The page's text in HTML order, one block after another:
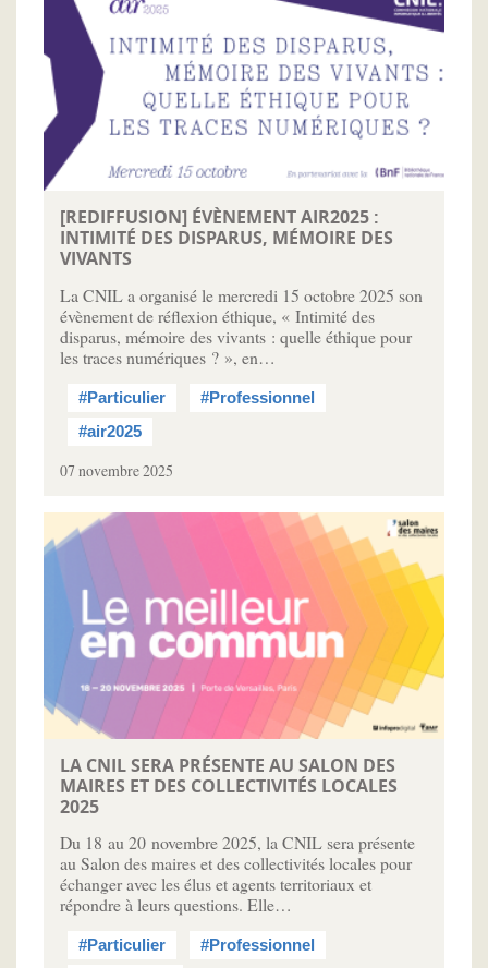
[REDIFFUSION] ÉVÈNEMENT AIR2025 :
INTIMITÉ DES DISPARUS, MÉMOIRE DES
VIVANTS
La CNIL a organisé le mercredi 15 octobre 2025 son
évènement de réflexion éthique, « Intimité des
disparus, mémoire des vivants : quelle éthique pour
les traces numériques ? », en…
#Particulier
#Professionnel
#air2025
07 novembre 2025
LA CNIL SERA PRÉSENTE AU SALON DES
MAIRES ET DES COLLECTIVITÉS LOCALES
2025
Du 18 au 20 novembre 2025, la CNIL sera présente
au Salon des maires et des collectivités locales pour
échanger avec les élus et agents territoriaux et
répondre à leurs questions. Elle…
#Particulier #Professionnel